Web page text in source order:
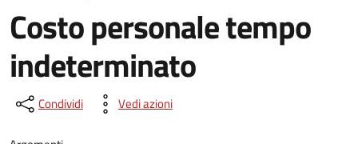
Costo personale tempo
indeterminato
Condividi Vedi azioni